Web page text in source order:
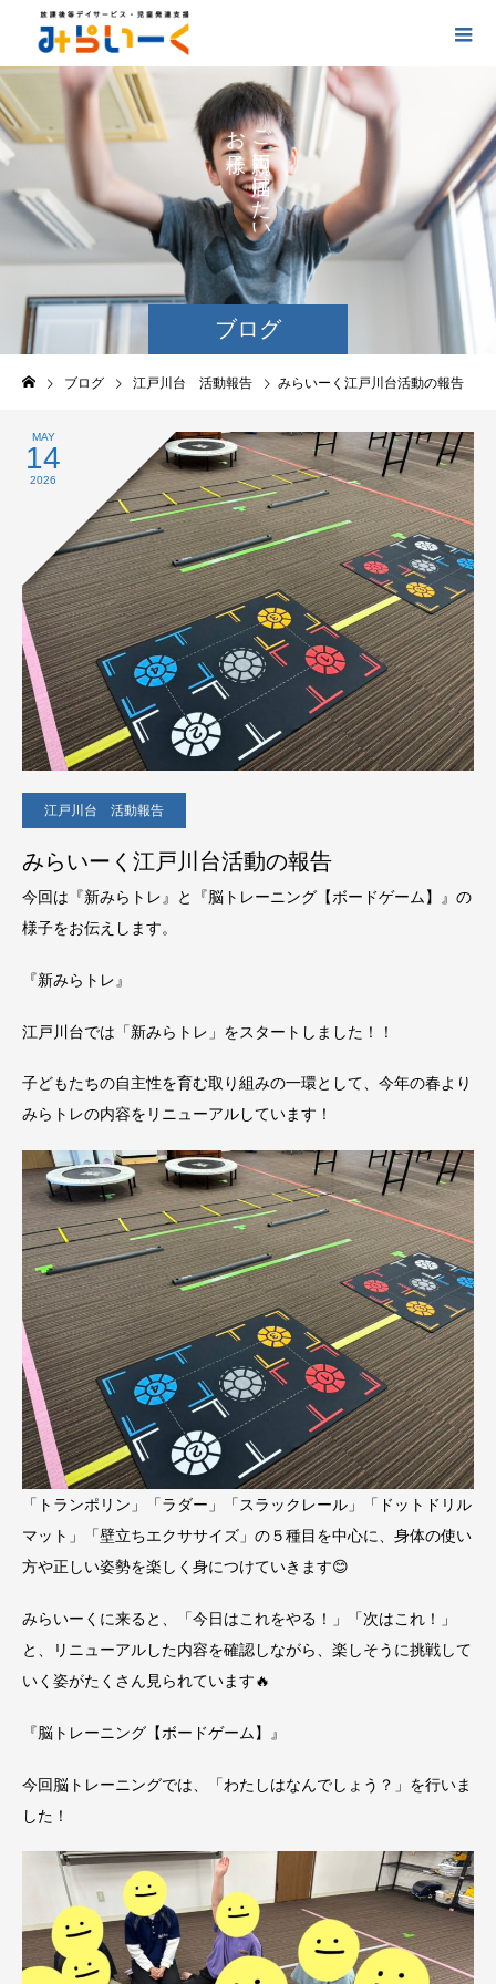
ブログ
ご
に
け
た
い
お
の
の
ブログ 江戸川台 活動報告 みらいーく江戸川台活動の報告
MAY
14
2026
江戸川台 活動報告
みらいーく江戸川台活動の報告
今回は『新みらトレ』と『脳トレーニング【ボードゲーム】』の
様子をお伝えします。
『新みらトレ』
江戸川台では「新みらトレ」をスタートしました！！
子どもたちの自主性を育む取り組みの一環として、今年の春より
みらトレの内容をリニューアルしています！
「トランポリン」「ラダー」「スラックレール」「ドットドリル
マット」「壁立ちエクササイズ」の５種目を中心に、身体の使い
方や正しい姿勢を楽しく身につけていきます😊
みらいーくに来ると、「今日はこれをやる！」「次はこれ！」
と、リニューアルした内容を確認しながら、楽しそうに挑戦して
いく姿がたくさん見られています🔥
『脳トレーニング【ボードゲーム】』
今回脳トレーニングでは、「わたしはなんでしょう？」を行いま
した！